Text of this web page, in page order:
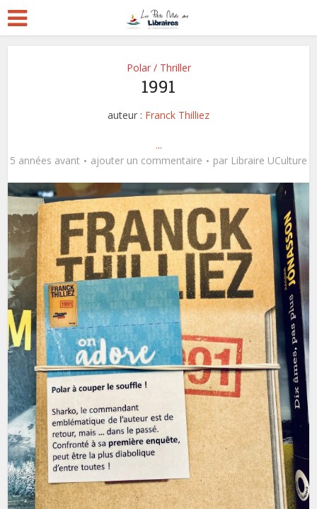
Polar / Thriller
1991
auteur : Franck Thilliez
...
5 années avant
ajouter un commentaire par Libraire UCulture